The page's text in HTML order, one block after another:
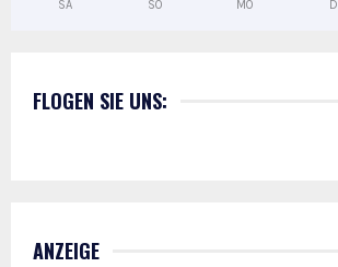
SA SO MO DI
FLOGEN SIE UNS:
ANZEIGE